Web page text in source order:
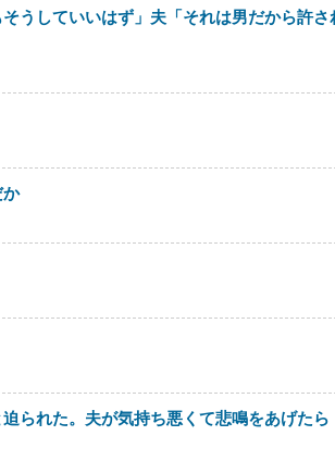
うしていいはず」夫「それは男だから許さ
られた。夫が気持ち悪くて悲鳴をあげたら